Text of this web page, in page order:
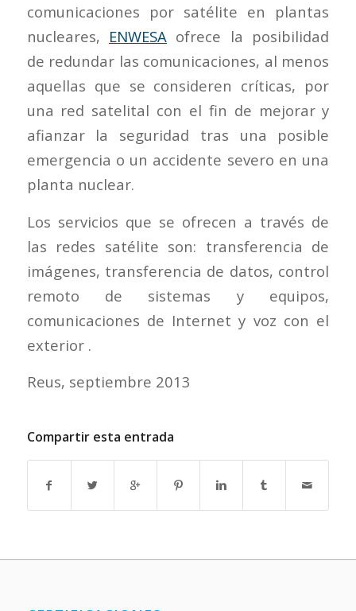
comunicaciones por satélite en plantas
nucleares, ENWESA ofrece la posibilidad
de redundar las comunicaciones, al menos
aquellas que se consideren críticas, por
una red satelital con el fin de mejorar y
afianzar la seguridad tras una posible
emergencia o un accidente severo en una
planta nuclear.
Los servicios que se ofrecen a través de
las redes satélite son: transferencia de
imágenes, transferencia de datos, control
remoto de sistemas y equipos,
comunicaciones de Internet y voz con el
exterior .
Reus, septiembre 2013
Compartir esta entrada